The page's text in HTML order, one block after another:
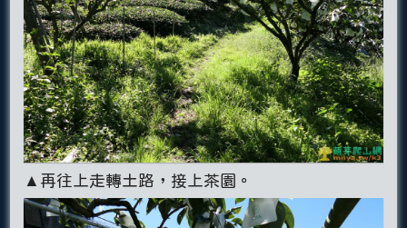
▲再往上走轉土路，接上茶園。